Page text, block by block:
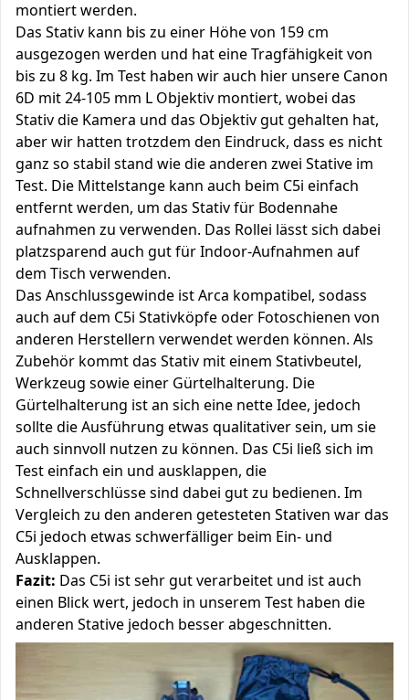
montiert werden.
Das Stativ kann bis zu einer Höhe von 159 cm
ausgezogen werden und hat eine Tragfähigkeit von
bis zu 8 kg. Im Test haben wir auch hier unsere Canon
6D mit 24-105 mm L Objektiv montiert, wobei das
Stativ die Kamera und das Objektiv gut gehalten hat,
aber wir hatten trotzdem den Eindruck, dass es nicht
ganz so stabil stand wie die anderen zwei Stative im
Test. Die Mittelstange kann auch beim C5i einfach
entfernt werden, um das Stativ für Bodennahe
aufnahmen zu verwenden. Das Rollei lässt sich dabei
platzsparend auch gut für Indoor-Aufnahmen auf
dem Tisch verwenden.
Das Anschlussgewinde ist Arca kompatibel, sodass
auch auf dem C5i Stativköpfe oder Fotoschienen von
anderen Herstellern verwendet werden können. Als
Zubehör kommt das Stativ mit einem Stativbeutel,
Werkzeug sowie einer Gürtelhalterung. Die
Gürtelhalterung ist an sich eine nette Idee, jedoch
sollte die Ausführung etwas qualitativer sein, um sie
auch sinnvoll nutzen zu können. Das C5i ließ sich im
Test einfach ein und ausklappen, die
Schnellverschlüsse sind dabei gut zu bedienen. Im
Vergleich zu den anderen getesteten Stativen war das
C5i jedoch etwas schwerfälliger beim Ein- und
Ausklappen.
Fazit: Das C5i ist sehr gut verarbeitet und ist auch
einen Blick wert, jedoch in unserem Test haben die
anderen Stative jedoch besser abgeschnitten.